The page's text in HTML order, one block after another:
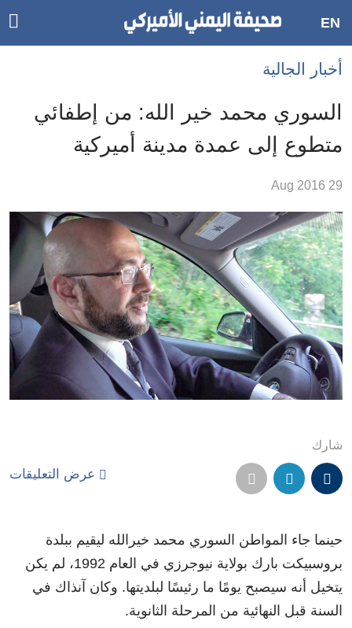
Accessibility
links
الرئيسي
الأقسام
Skip
to
Search
EN
أخبار الجالية
السوري محمد خير الله: من إطفائي
متطوع إلى عمدة مدينة أميركية
29 Aug 2016
شارك
عرض التعليقات
حينما جاء المواطن السوري محمد خيرالله ليقيم ببلدة
بروسبيكت بارك بولاية نيوجرزي في العام 1992، لم يكن
يتخيل أنه سيصبح يومًا ما رئيسًا لبلديتها. وكان آنذاك في
السنة قبل النهائية من المرحلة الثانوية.